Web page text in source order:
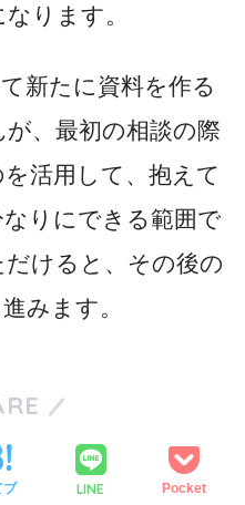
ります。
新たに資料を作る
、最初の相談の際
活用して、抱えて
りにできる範囲で
けると、その後の
みます。
ブ LINE Pocket